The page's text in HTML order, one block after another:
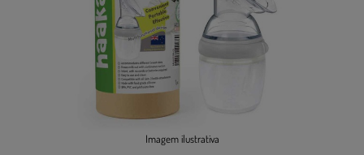
Imagem ilustrativa